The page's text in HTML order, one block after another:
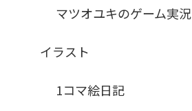
マツオユキのゲーム実況
イラスト
1コマ絵日記